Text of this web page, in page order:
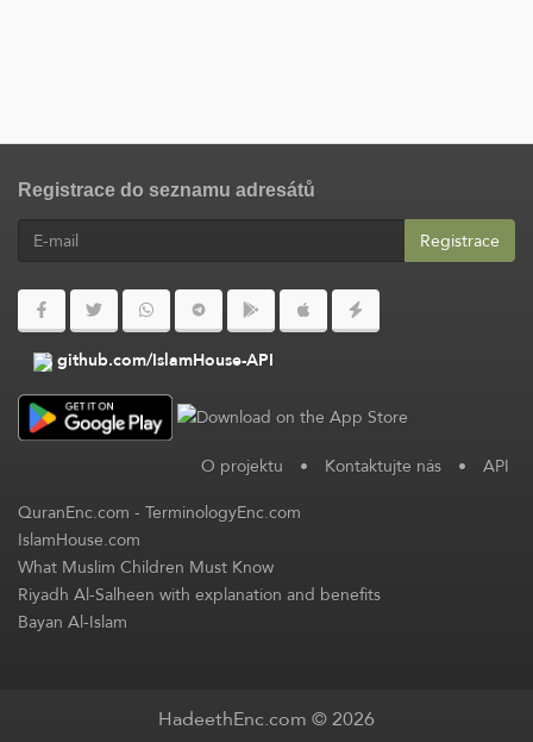
Registrace do seznamu adresátů
Registrace
github.com/IslamHouse-API
O projektu • Kontaktujte nás • API
QuranEnc.com-TerminologyEnc.com
IslamHouse.com
What Muslim Children Must Know
Riyadh Al-Salheen with explanation and benefits
Bayan Al-Islam
HadeethEnc.com © 2026